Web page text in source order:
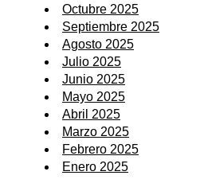
Octubre 2025
Septiembre 2025
Agosto 2025
Julio 2025
Junio 2025
Mayo 2025
Abril 2025
Marzo 2025
Febrero 2025
Enero 2025